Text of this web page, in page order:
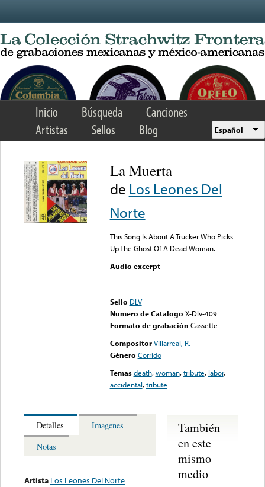
Inicio Búsqueda
Canciones
Artistas
Sellos Blog Español
La Muerta
de Los Leones Del
Norte
This Song Is About A Trucker Who Picks
Up The Ghost Of A Dead Woman.
Audio excerpt
Sello DLV
Numero de Catalogo X-Dlv-409
Formato de grabación Cassette
Compositor Villarreal, R.
Género Corrido
Temas death,woman,tribute, labor,
accidental,tribute
Detalles
Imagenes
Notas
Artista Los Leones Del Norte
También
en este
mismo
medio